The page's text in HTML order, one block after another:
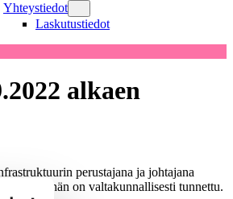
Yhteystiedot
Laskutustiedot
alkaen
perustajana ja johtajana
hän on valtakunnallisesti tunnettu.